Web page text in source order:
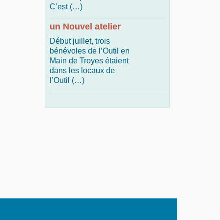
C’est (…)
un Nouvel atelier
Début juillet, trois
bénévoles de l’Outil en
Main de Troyes étaient
dans les locaux de
l’Outil (…)